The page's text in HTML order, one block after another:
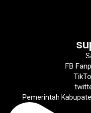
FB
Pemerintah